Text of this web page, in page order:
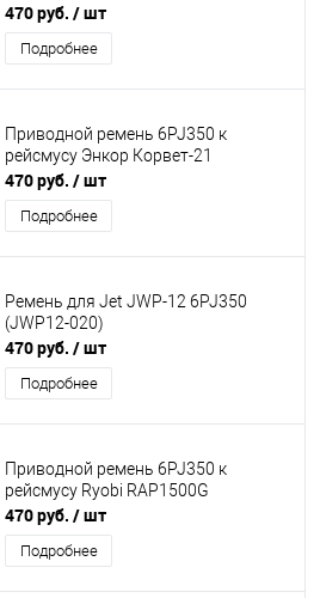
470 руб. / шт
Подробнее
Приводной ремень 6PJ350 к
рейсмусу Энкор Корвет-21
470 руб. / шт
Подробнее
Ремень для Jet JWP-12 6PJ350
(JWP12-020)
470 руб. / шт
Подробнее
Приводной ремень 6PJ350 к
рейсмусу Ryobi RAP1500G
470 руб. / шт
Подробнее